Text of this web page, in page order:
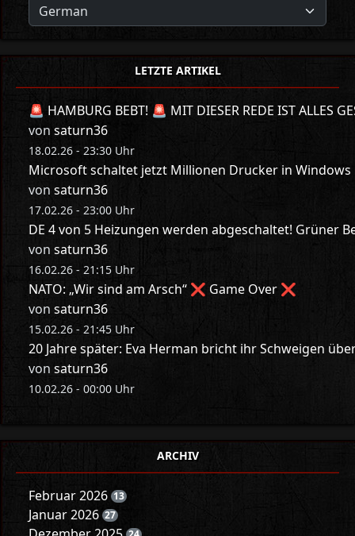
LETZTE ARTIKEL
🚨 HAMBURG BEBT! 🚨 MIT DIESER REDE IST ALLES
von saturn36
18.02.26 - 23:30 Uhr
Microsoft schaltet jetzt Millionen Drucker in Windows
von saturn36
17.02.26 - 23:00 Uhr
DE 4 von 5 Heizungen werden abgeschaltet! Grüner
von saturn36
16.02.26 - 21:15 Uhr
NATO: „Wir sind am Arsch“ ❌ Game Over ❌
von saturn36
15.02.26 - 21:45 Uhr
20 Jahre später: Eva Herman bricht ihr Schweigen
von saturn36
10.02.26 - 00:00 Uhr
ARCHIV
Februar 2026 13
Januar 2026 27